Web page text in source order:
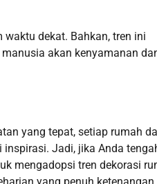
dekat. Bahkan, tren ini
akan kenyamanan
yang tepat, setiap rumah
Jadi, jika Anda
mengadopsi tren dekorasi
yang penuh ketenangan